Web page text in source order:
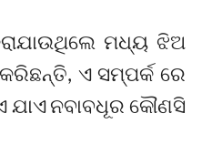
ମଧ୍ୟ ଝିଅ
ଏ ସମ୍ପର୍କ ରେ
ଯାଏ ନବାବଧୂର କୌଣସି